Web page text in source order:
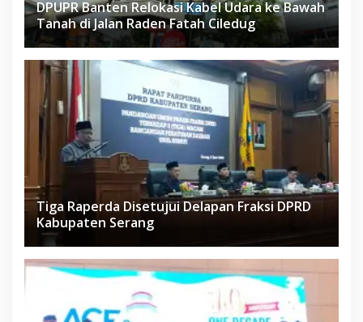
DPUPR Banten Relokasi Kabel Udara ke Bawah
Tanah di Jalan Raden Fatah Ciledug
Tiga Raperda Disetujui Delapan Fraksi DPRD
Kabupaten Serang